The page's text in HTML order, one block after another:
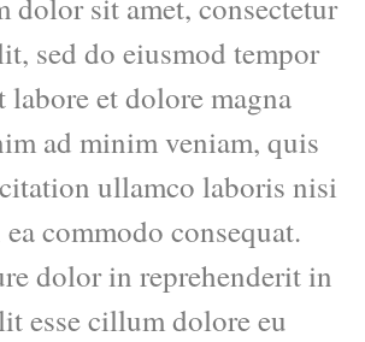
dolor sit amet, consectetur
sed do eiusmod tempor
et dolore magna
ad minim veniam, quis
ullamco laboris nisi
commodo consequat.
dolor in reprehenderit in
esse cillum dolore eu